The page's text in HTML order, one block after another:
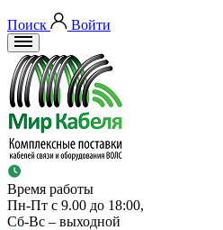
Поиск Войти
Время работы
Пн-Пт с 9.00 до 18:00,
Сб-Вс – выходной